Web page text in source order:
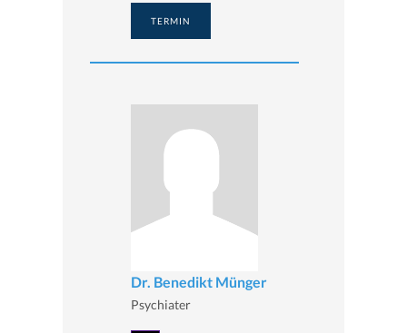
TERMIN
Dr. Benedikt Münger
Psychiater